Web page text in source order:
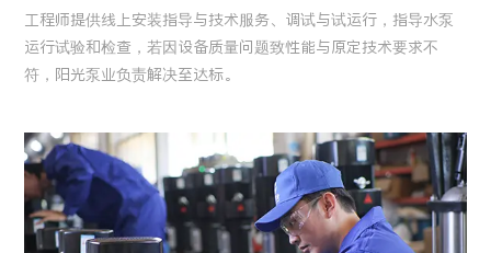
工程师提供线上安装指导与技术服务、调试与试运行，指导水泵
运行试验和检查，若因设备质量问题致性能与原定技术要求不
符，阳光泵业负责解决至达标。